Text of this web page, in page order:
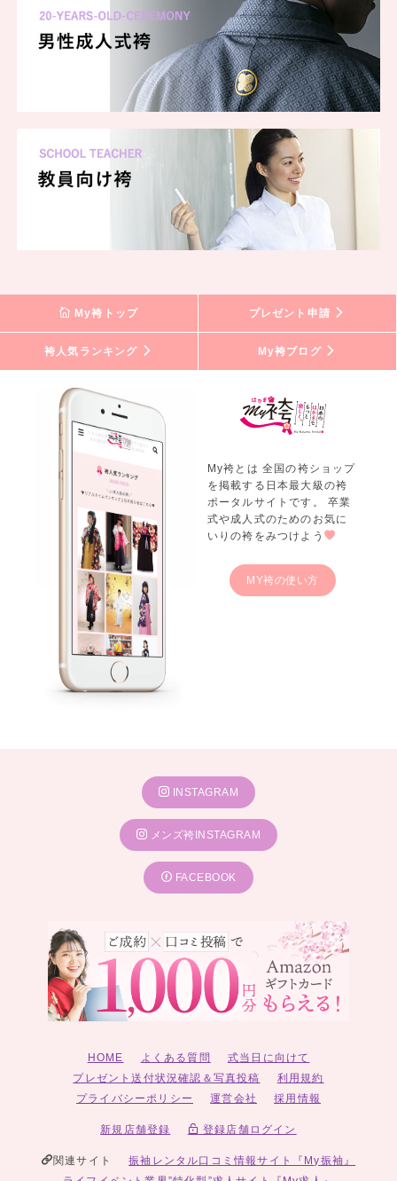
My袴トップ プレゼント申請
袴人気ランキング My袴ブログ
My袴とは 全国の袴ショップ
を掲載する日本最大級の袴
ポータルサイトです。 卒業
式や成人式のためのお気に
いりの袴をみつけよう
MY袴の使い方
INSTAGRAM
メンズ袴INSTAGRAM
FACEBOOK
HOME よくある質問
式当日に向けて
プレゼント送付状況確認＆写真投稿
利用規約
プライバシーポリシー
運営会社 採用情報
新規店舗登録 登録店舗ログイン
関連サイト
振袖レンタル口コミ情報サイト『My振袖』